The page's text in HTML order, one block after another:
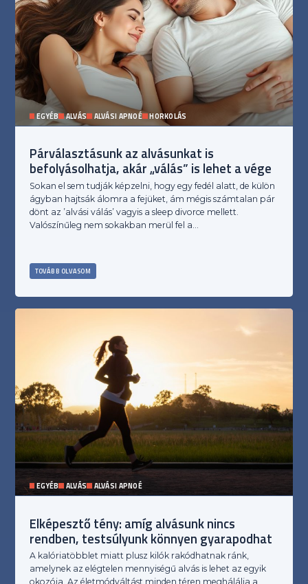
EGYÉB ALVÁS ALVÁSI APNOÉ HORKOLÁS
Párválasztásunk az alvásunkat is
befolyásolhatja, akár „válás” is lehet a vége
Sokan el sem tudják képzelni, hogy egy fedél alatt, de külön
ágyban hajtsák álomra a fejüket, ám mégis számtalan pár
dönt az ’alvási válás’ vagyis a sleep divorce mellett.
Valószínűleg nem sokakban merül fel a…
TOVÁBB OLVASOM
EGYÉB ALVÁS ALVÁSI APNOÉ
Elképesztő tény: amíg alvásunk nincs
rendben, testsúlyunk könnyen gyarapodhat
A kalóriatöbblet miatt plusz kilók rakódhatnak ránk,
amelynek az elégtelen mennyiségű alvás is lehet az egyik
okozója. Az életmódváltást minden téren meghálálja a